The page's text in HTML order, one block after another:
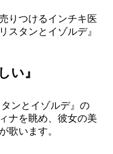
りつけるインチキ医
スタンとイゾルデ』
い』
ンとイゾルデ』の
ナを眺め、彼女の美
歌います。